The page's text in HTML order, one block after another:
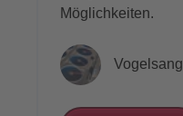
Möglichkeiten.